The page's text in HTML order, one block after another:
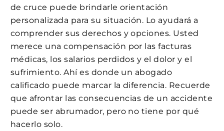
de cruce puede brindarle orientación
personalizada para su situación. Lo ayudará a
comprender sus derechos y opciones. Usted
merece una compensación por las facturas
médicas, los salarios perdidos y el dolor y el
sufrimiento. Ahí es donde un abogado
calificado puede marcar la diferencia. Recuerde
que afrontar las consecuencias de un accidente
puede ser abrumador, pero no tiene por qué
hacerlo solo.